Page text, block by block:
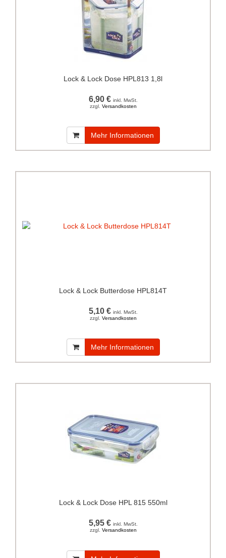
Lock & Lock Dose HPL813 1,8l
6,90 € inkl. MwSt.
zzgl. Versandkosten
Mehr Informationen
Lock & Lock Butterdose HPL814T
5,10 € inkl. MwSt.
zzgl. Versandkosten
Mehr Informationen
Lock & Lock Dose HPL 815 550ml
5,95 € inkl. MwSt.
zzgl. Versandkosten